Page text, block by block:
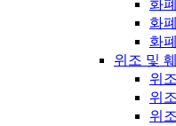
화
화
화
위조 및
위
위
위